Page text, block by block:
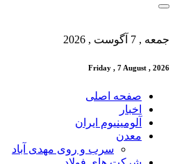
جمعه , 7 آگوست , 2026
Friday , 7 August , 2026
صفحه اصلی
اخبار
آلومینیوم ایران
معدن
سرب و روی مهدی آباد